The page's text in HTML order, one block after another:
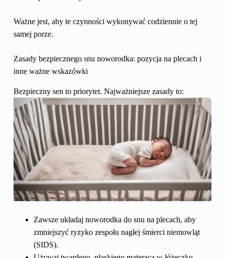
Ważne jest, aby te czynności wykonywać codziennie o tej
samej porze.
Zasady bezpiecznego snu noworodka: pozycja na plecach i
inne ważne wskazówki
Bezpieczny sen to priorytet. Najważniejsze zasady to:
Zawsze układaj noworodka do snu na plecach, aby
zmniejszyć ryzyko zespołu nagłej śmierci niemowląt
(SIDS).